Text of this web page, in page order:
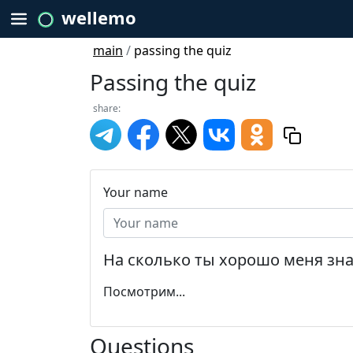
wellemo
main / passing the quiz
Passing the quiz
share:
Your name
На сколько ты хорошо меня
Посмотрим...
Questions